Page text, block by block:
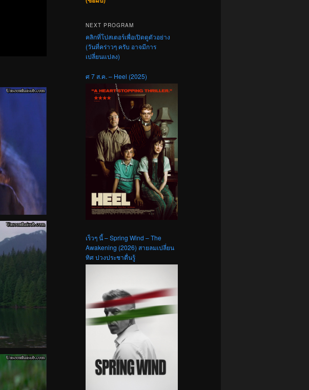
NEXT PROGRAM
คลิกที่โปสเตอร์เพื่อเปิดดูตัวอย่าง
(วันที่คร่าวๆ ครับ อาจมีการ
เปลี่ยนแปลง)
ศ 7 ส.ค. – Heel (2025)
เร็วๆ นี้ – Spring Wind – The
Awakening (2026) สายลมเปลี่ยน
ทิศ ปวงประชาตื่นรู้